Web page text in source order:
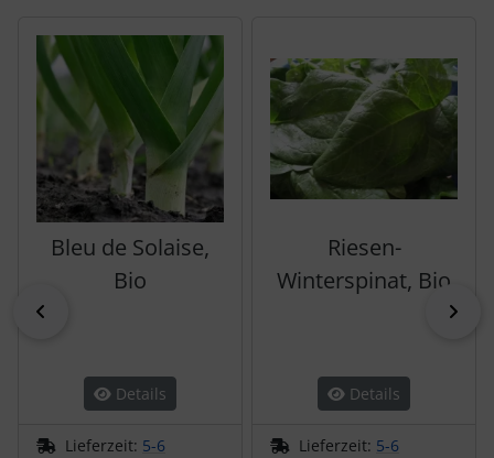
Bleu de Solaise,
Bio
Details
Lieferzeit: 5-6
Riesen-
Winterspinat, Bio
Details
Lieferzeit: 5-6